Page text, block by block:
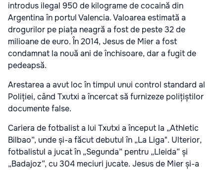
introdus ilegal 950 de kilograme de cocaină din
Argentina în portul Valencia. Valoarea estimată a
drogurilor pe piața neagră a fost de peste 32 de
milioane de euro. În 2014, Jesus de Mier a fost
condamnat la nouă ani de închisoare, dar a fugit de
pedeapsă.
Arestarea a avut loc în timpul unui control standard al
Poliției, când Txutxi a încercat să furnizeze polițiștilor
documente false.
Cariera de fotbalist a lui Txutxi a început la „Athletic
Bilbao”, unde și-a făcut debutul în „La Liga". Ulterior,
fotbalistul a jucat în „Segunda” pentru „Lleida” și
„Badajoz”, cu 304 meciuri jucate. Jesus de Mier și-a